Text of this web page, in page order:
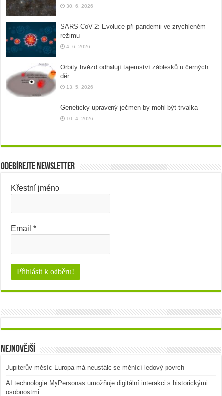
30. 6. 2026
SARS-CoV-2: Evoluce při pandemii ve zrychleném
režimu
4. 6. 2026
Orbity hvězd odhalují tajemství záblesků u černých
děr
13. 5. 2026
Geneticky upravený ječmen by mohl být trvalka
10. 4. 2026
Odebírejte newsletter
Křestní jméno
Email*
Nejnovější
Jupiterův měsíc Europa má neustále se měnící ledový povrch
AI technologie MyPersonas umožňuje digitální interakci s historickými
osobnostmi